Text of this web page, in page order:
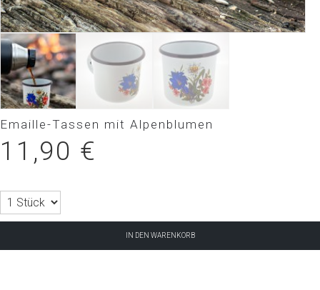
Emaille-Tassen mit Alpenblumen
11,90 €
IN DEN WARENKORB